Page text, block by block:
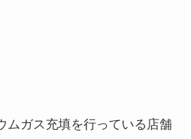
ムガス充填を行っている店舗